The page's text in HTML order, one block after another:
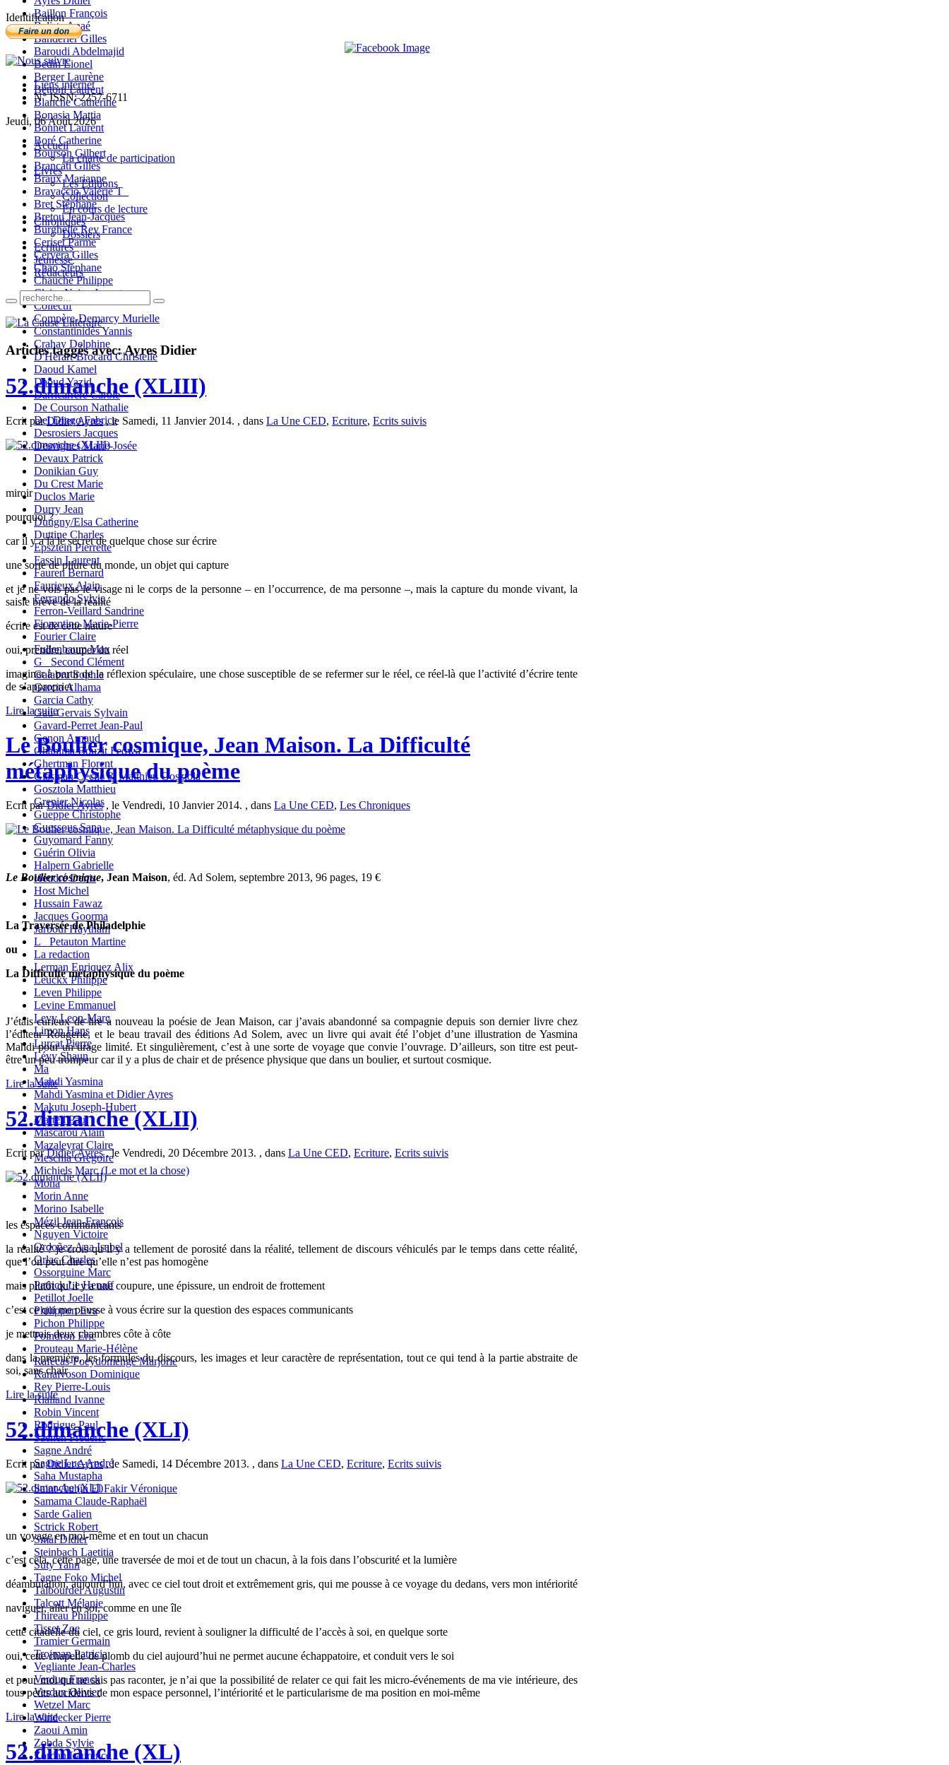
Baillon François
Balista Anaé
Banderier Gilles
Baroudi Abdelmajid
Bedin Lionel
Berger Laurène
Bettoni Laurent
Blanche Catherine
Bonasia Mattia
Bonnet Laurent
Boré Catherine
Bourson Gilbert
Brancati Gilles
Braux Marianne
Bravaccio Valérie T_
Bret Stéphane
Bretou Jean-Jacques
Burghelle Rey France
Ceriset Parme
Cervera Gilles
Chao Stéphane
Chauché Philippe
Claire-Neige Jaunet
Collectif
Compère-Demarcy Murielle
Constantinidès Yannis
Crahay Delphine
D'Hérart-Brocard Christelle
Daoud Kamel
Daoud Yazid
Darricarrère Carole
De Courson Nathalie
Del Dingo Fabrice
Desrosiers Jacques
Desvignes Marie-Josée
Devaux Patrick
Donikian Guy
Du Crest Marie
Duclos Marie
Durry Jean
Dutigny/Elsa Catherine
Duttine Charles
Epsztein Pierrette
Fassin Laurent
Fauren Bernard
Faurieux Alain
Ferrando Sylvie
Ferron-Veillard Sandrine
Fiorentino Marie-Pierre
Fourier Claire
Fullenbaum Max
G_ Second Clément
Galabru Sophie
Garcia Alhama
Garcia Cathy
Gau-Gervais Sylvain
Gavard-Perret Jean-Paul
Genon Arnaud
Ghanima Bouzit Fedwa
Ghertman Florent
Glasman Cécile & Matthieu Gosztola
Gosztola Matthieu
Grenier Nicolas
Gueppe Christophe
Guessous Sana
Guyomard Fanny
Guérin Olivia
Halpern Gabrielle
Heudré Denis
Host Michel
Hussain Fawaz
Jacques Goorma
Jarboui Haytham
L_ Petauton Martine
La redaction
Lerman Enriquez Alix
Leuckx Philippe
Leven Philippe
Levine Emmanuel
Levy Leon-Marc
Limon Hans
Lurçat Pierre
Lévy Shaun
Ma
Mahdi Yasmina
Mahdi Yasmina et Didier Ayres
Makutu Joseph-Hubert
Martell Paul
Mascarou Alain
Mazaleyrat Claire
Meschia Grégoire
Michiels Marc (Le mot et la chose)
Mona
Morin Anne
Morino Isabelle
Mézil Jean-François
Nguyen Victoire
Ordoñez Ana Isabel
Orlac Charles
Ossorguine Marc
Patrick Le Henaff
Petillot Joelle
Philippon Eva
Pichon Philippe
Poindron Eric
Prouteau Marie-Hélène
Rafécas-Poeydomenge Marjorie
Ranaivoson Dominique
Rey Pierre-Louis
Rialland Ivanne
Robin Vincent
Rodrigue Paul
Saenen Frederic
Sagne André
Sagne Luc-André
Saha Mustapha
Saint-Aubin El Fakir Véronique
Samama Claude-Raphaël
Sarde Galien
Sctrick Robert
Smal Didier
Steinbach Laetitia
Suty Yann
Tagne Foko Michel
Talbourdel Augustin
Talcott Mélanie
Thireau Philippe
Tisset Zoe
Tramier Germain
Trojman Patricia
Vegliante Jean-Charles
Verdun Franck
Verdun Olivier
Wetzel Marc
Windecker Pierre
Zaoui Amin
Zobda Sylvie
Zordan Laurence
Identification
Liens internet
N° ISSN: 2257-6711
Jeudi, 06 Août 2026
Accueil
La charte de participation
Livres
Les Editions
Collection
En cours de lecture
Chroniques
Dossiers
Ecritures
Jeunesse
Rédacteurs
Articles taggés avec: Ayres Didier
52.dimanche (XLIII)
Ecrit parDidier Ayres, le Samedi, 11 Janvier 2014. , dans La Une CED, Ecriture, Ecrits suivis
miroir
pourquoi ?
car il y a là le secret de quelque chose sur écrire
une sorte de pliure du monde, un objet qui capture
et je ne vois pas le visage ni le corps de la personne – en l’occurrence, de ma personne –, mais la capture du monde vivant, la
saisie brève de la réalité
écrire est de cette nature
oui, prendre, couper du réel
imaginer à partir de la réflexion spéculaire, une chose susceptible de se refermer sur le réel, ce réel-là que l’activité d’écrire tente
de s’approprier
Lire la suite
Le Boulier cosmique, Jean Maison. La Difficulté
métaphysique du poème
Ecrit parDidier Ayres, le Vendredi, 10 Janvier 2014. , dans La Une CED, Les Chroniques
Le Boulier cosmique, Jean Maison, éd. Ad Solem, septembre 2013, 96 pages, 19 €
La Traversée de Philadelphie
ou
La Difficulté métaphysique du poème
J’étais curieux de lire à nouveau la poésie de Jean Maison, car j’avais abandonné sa compagnie depuis son dernier livre chez
l’éditeur Rougerie, et le beau travail des éditions Ad Solem, avec un livre qui avait été l’objet d’une illustration de Yasmina
Mahdi pour un tirage limité. Et singulièrement, c’est à une sorte de voyage que convie l’ouvrage. D’ailleurs, son titre est peut-
être un peu trompeur car il y a plus de chair et de présence physique que dans un boulier, et surtout cosmique.
Lire la suite
52.dimanche (XLII)
Ecrit parDidier Ayres, le Vendredi, 20 Décembre 2013. , dans La Une CED, Ecriture, Ecrits suivis
les espaces communicants
la réalité ? je crois qu’il y a tellement de porosité dans la réalité, tellement de discours véhiculés par le temps dans cette réalité,
que l’on peut dire qu’elle n’est pas homogène
mais plutôt qu’il y a une coupure, une épissure, un endroit de frottement
c’est ce qui me pousse à vous écrire sur la question des espaces communicants
je mettrais deux chambres côte à côte
dans la première, les formules du discours, les images et leur caractère de représentation, tout ce qui tend à la partie abstraite de
soi, sans chair
Lire la suite
52.dimanche (XLI)
Ecrit parDidier Ayres, le Samedi, 14 Décembre 2013. , dans La Une CED, Ecriture, Ecrits suivis
un voyage en moi-même et en tout un chacun
c’est cela, cette page, une traversée de moi et de tout un chacun, à la fois dans l’obscurité et la lumière
déambulation, aujourd’hui, avec ce ciel tout droit et extrêmement gris, qui me pousse à ce voyage du dedans, vers mon intériorité
naviguer, aller en soi, comme en une île
cette citadelle du ciel, ce gris lourd, revient à souligner la difficulté de l’accès à soi, en quelque sorte
oui, cette chapelle de plomb du ciel aujourd’hui ne permet aucune échappatoire, et conduit vers le soi
et pour moi qui ne sais pas raconter, je n’ai que la possibilité de relater ce qui fait les micro-événements de ma vie intérieure, des
tous petits accidents de mon espace personnel, l’intériorité et le particularisme de ma position en moi-même
Lire la suite
52.dimanche (XL)